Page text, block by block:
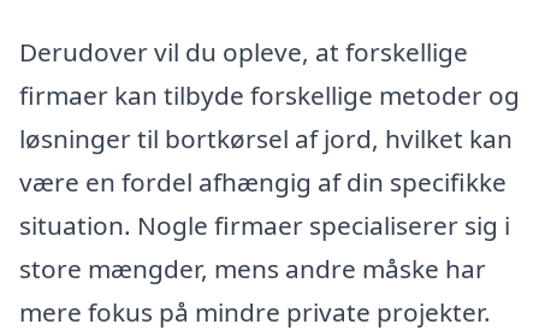
Derudover vil du opleve, at forskellige
firmaer kan tilbyde forskellige metoder og
løsninger til bortkørsel af jord, hvilket kan
være en fordel afhængig af din specifikke
situation. Nogle firmaer specialiserer sig i
store mængder, mens andre måske har
mere fokus på mindre private projekter.